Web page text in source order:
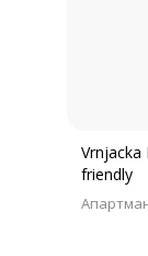
Vrnjacka
friendly